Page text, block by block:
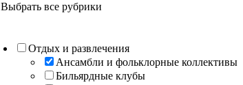
Выбрать все рубрики
Отдых и развлечения
Ансамбли и фольклорные коллективы
Бильярдные клубы